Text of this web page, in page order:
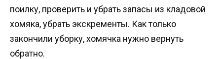
поилку, проверить и убрать запасы из кладовой
хомяка, убрать экскременты. Как только
закончили уборку, хомячка нужно вернуть
обратно.